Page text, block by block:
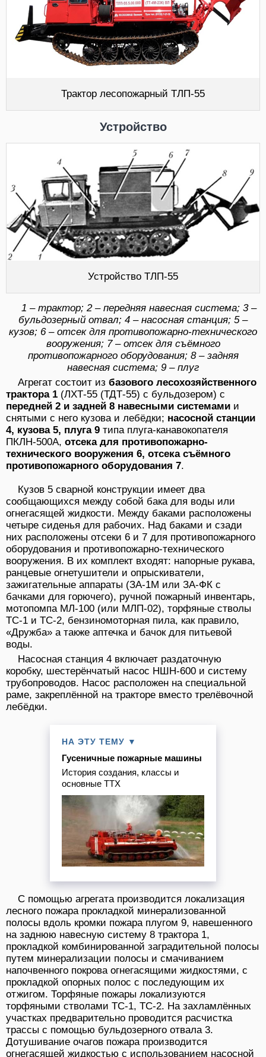
Трактор лесопожарный ТЛП-55
Устройство
Устройство ТЛП-55
1 – трактор; 2 – передняя навесная система; 3 –
бульдозерный отвал; 4 – насосная станция; 5 –
кузов; 6 – отсек для противопожарно-технического
вооружения; 7 – отсек для съёмного
противопожарного оборудования; 8 – задняя
навесная система; 9 – плуг
Агрегат состоит из базового лесохозяйственного
трактора 1 (ЛХТ-55 (ТДТ-55) с буль­дозером) с
передней 2 и задней 8 навесными системами и
снятыми с него кузова и лебёдки; насосной станции
4, кузова 5, плуга 9 типа плуга-канавокопателя
ПКЛН-500А, отсека для противопожарно-
технического вооружения 6, отсека съёмного
противопожарного оборудования 7.
Кузов 5 сварной конструкции имеет два
сообщающихся между собой бака для воды или
огнегасящей жидкости. Между баками расположены
четыре сиденья для рабочих. Над баками и сзади
них расположены отсеки 6 и 7 для противопожарного
оборудования и противопожарно-технического
вооружения. В их комплект входят: напорные рукава,
ранцевые огнетушители и опрыскиватели,
зажигательные аппараты (ЗА-1М или ЗА-ФК с
бачками для горючего), ручной пожарный инвентарь,
мотопомпа МЛ-100 (или МЛП-02), торфяные стволы
ТС-1 и ТС-2, бензиномоторная пила, как правило,
«Дружба» а также аптечка и бачок для питьевой
воды.
Насосная станция 4 включает раздаточную
коробку, шестерёнчатый насос НШН-600 и систему
трубопроводов. Насос расположен на специальной
раме, закреплённой на тракторе вместо трелёвочной
лебёдки.
НА ЭТУ ТЕМУ ▼
Гусеничные пожарные машины
История создания, классы и
основные ТТХ
С помощью агрегата производится локализация
лесного пожара прокладкой минерализованной
полосы вдоль кромки пожара плугом 9, навешенного
на заднюю навесную систему 8 трактора 1,
прокладкой комбинированной заградительной полосы
путем минерализации полосы и смачиванием
напочвенного покрова огнегасящими жидкостями, с
прокладкой опорных полос с последующим их
отжигом. Торфяные пожары локализуются
торфяными стволами ТС-1, ТС-2. На захламлённых
участках предварительно проводится расчистка
трассы с помощью бульдозерного отвала 3.
Дотушивание очагов пожара производится
огнегасящей жидкостью с использованием насосной